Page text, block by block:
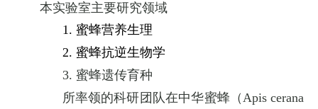
本实验室主要研究领域
1. 蜜蜂营养生理
2. 蜜蜂抗逆生物学
3. 蜜蜂遗传育种
所率领的科研团队在中华蜜蜂（Apis cerana